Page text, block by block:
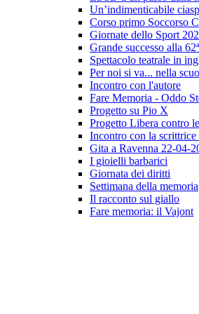
Un’indimenticabile
Corso primo Soccorso
Giornate dello Sport
Grande successo alla
Spettacolo teatrale in
Per noi si va... nella
Incontro con l'autore
Fare Memoria - Oddo
Progetto su Pio X
Progetto Libera contro
Incontro con la
Gita a Ravenna 22-04-
I gioielli barbarici
Giornata dei diritti
Settimana della memoria
Il racconto sul giallo
Fare memoria: il Vajont